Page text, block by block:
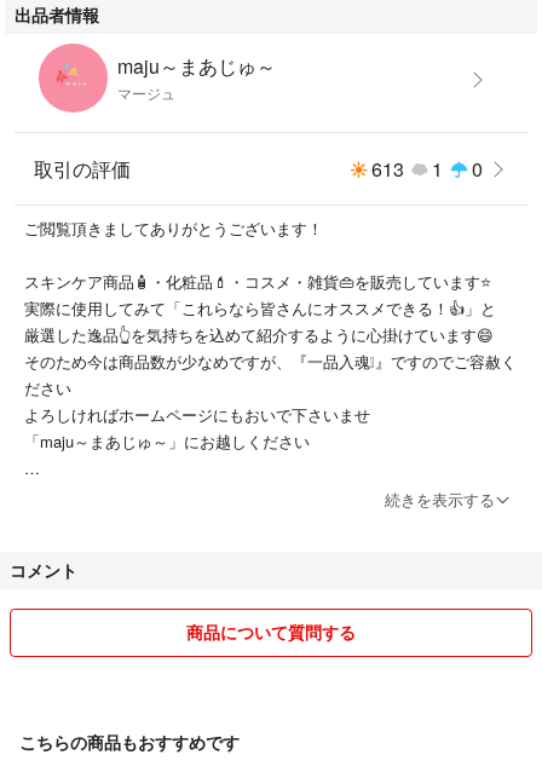
・うぶ毛処理には個人差があります。
・日光や蛍光灯に長時間当てると変色することがあります。
・本品は洗濯により収縮することがあります。
・ご使用後はよくすすいで水気を切り風通しの良いところで陰
干ししてください。
・本来の用途以外には使用しないでください。
「ゆうパケットポスト」を利用する関係上、発送の際に中身をお箱からお
出しして梱包をしてとなります。
出品者情報
maju～まあじゅ～
マージュ
取引の評価 613 1 0
ご閲覧頂きましてありがとうございます！
スキンケア商品🧴・化粧品💄・コスメ・雑貨👜を販売しています⭐
実際に使用してみて「これらなら皆さんにオススメできる！👍」と
厳選した逸品👆を気持ちを込めて紹介するように心掛けています😄
そのため今は商品数が少なめですが、『一品入魂❕』ですのでご容赦く
ださい
よろしければホームページにもおいで下さいませ
「maju～まあじゅ～」にお越しください
☆出来るだけお品物の価格をお安く設定しております関係で簡易包装で
※頂きましたコメントは一定期間経過後、削除をさせて頂きますのでご
続きを表示する
コメント
商品について質問する
こちらの商品もおすすめです